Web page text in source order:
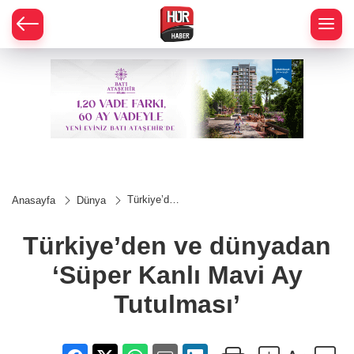
Anasayfa Dünya
Türkiye’den
‘Süper
Kanlı Mavi
Tutulması’
Türkiye’den ve dünyadan
‘Süper Kanlı Mavi Ay
Tutulması’